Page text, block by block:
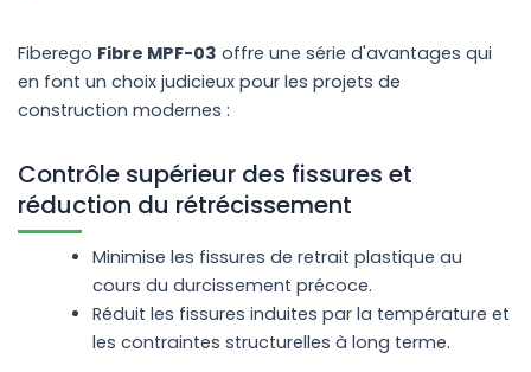
Fiberego Fibre MPF-03 offre une série d'avantages qui
en font un choix judicieux pour les projets de
construction modernes :
Contrôle supérieur des fissures et
réduction du rétrécissement
Minimise les fissures de retrait plastique au
cours du durcissement précoce.
Réduit les fissures induites par la température et
les contraintes structurelles à long terme.